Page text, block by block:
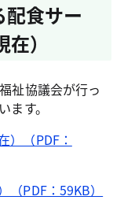
配食サー
）
祉協議会が行っ
す。
）（PDF：
PDF：59KB）